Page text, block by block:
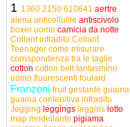
1 1360 2150 610641 aertre
alena anticellulite antiscivolo
boxer uomo camicia da notte
Collant infradito Collant
Teenager come misurare
corrispondenza tra le taglie
cotton cotton beltfantasmino
uomo fluorescenti foulard
Franzoni fruitgestante guaina
guaina contenitiva infradito
Jegging leggings leggins lotto
map modellante pigiama